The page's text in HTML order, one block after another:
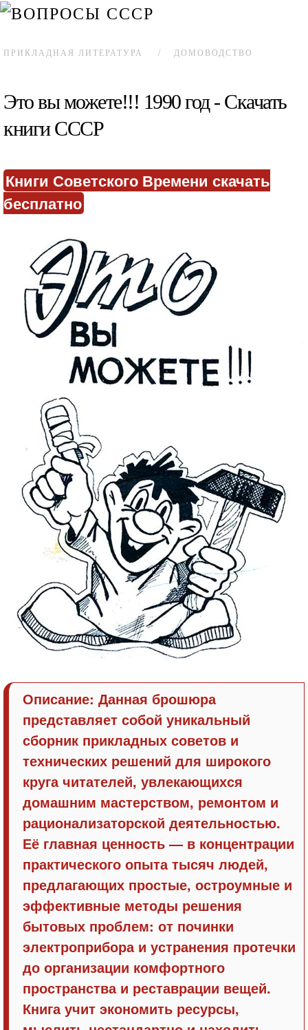
ПРИКЛАДНАЯ ЛИТЕРАТУРА ДОМОВОДСТВО
Это вы можете!!! 1990 год - Скачать
книги СССР
Книги Советского Времени скачать
бесплатно
Описание: Данная брошюра
представляет собой уникальный
сборник прикладных советов и
технических решений для широкого
круга читателей, увлекающихся
домашним мастерством, ремонтом и
рационализаторской деятельностью.
Её главная ценность — в концентрации
практического опыта тысяч людей,
предлагающих простые, остроумные и
эффективные методы решения
бытовых проблем: от починки
электроприбора и устранения протечки
до организации комфортного
пространства и реставрации вещей.
Книга учит экономить ресурсы,